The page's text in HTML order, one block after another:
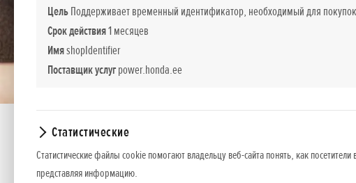
ЦельПоддерживает временный идентификатор, необходимый для
Срок действия1 месяцев
ИмяshopIdentifier
Поставщик услугpower.honda.ee
Статистические
Статистические файлы cookie помогают владельцу веб-сайта понять, как
представляя информацию.